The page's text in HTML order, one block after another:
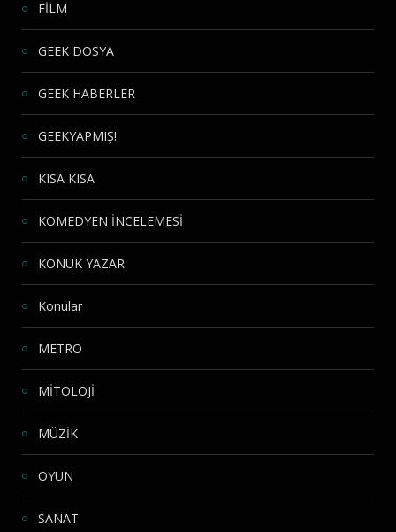
FİLM
GEEK DOSYA
GEEK HABERLER
GEEKYAPMIŞ!
KISA KISA
KOMEDYEN İNCELEMESİ
KONUK YAZAR
Konular
METRO
MİTOLOJİ
MÜZİK
OYUN
SANAT